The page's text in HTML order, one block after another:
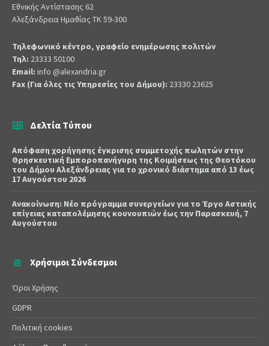
Εθνικής Αντίστασης 62
Αλεξάνδρεια Ημαθίας ΤΚ 59-300
Τηλεφωνικό κέντρο, γραφείο ενημέρωσης πολιτών
Τηλ: 23333 50100
Email: info @alexandria.gr
Fax (Για όλες τις Υπηρεσίες του Δήμου): 23330 23625
Δελτία Τύπου
Απόφαση χορήγησης έγκρισης συμμετοχής πωλητών στην
Θρησκευτική Εμποροπανήγυρη της Κοιμήσεως της Θεοτόκου
του Δήμου Αλεξάνδρειας για το χρονικό διάστημα από 13 έως
17 Αυγούστου 2026
Ανακοίνωση: Νέο πρόγραμμα συνεργείων για το Έργο Αστικής
επίγειας καταπολέμησης κουνουπιών έως την Παρασκευή, 7
Αυγούστου
Χρήσιμοι Σύνδεσμοι
Όροι Χρήσης
GDPR
Πολιτική cookies